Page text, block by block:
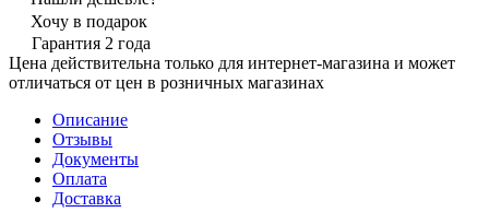
Хочу в подарок
Гарантия 2 года
Цена действительна только для интернет-магазина и может
отличаться от цен в розничных магазинах
Описание
Отзывы
Документы
Оплата
Доставка